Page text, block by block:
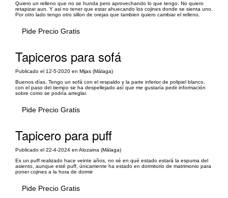
Quiero un relleno que no se hunda pero aprovechando lo que tengo. No quiero
retapizar aun. Y asi no tener que estar ahuecando los cojines donde se sienta uno.
Por otro lado tengo otro sillon de orejas que tambien quiero cambiar el relleno.
Pide Precio Gratis
Tapiceros para sofá
Publicado el 12-5-2020 en Mijas (Málaga)
Buenos días, Tengo un sofá con el respaldo y la parte inferior de polipiel blanco,
con el paso del tiempo se ha despellejado así que me gustaría pedir información
sobre como se podría arreglar.
Pide Precio Gratis
Tapicero para puff
Publicado el 22-4-2024 en Alozaina (Málaga)
Es un puff realizado hace veinte años, no sé en qué estado estará la espuma del
asiento, aunque esté puff, únicamente ha estado en dormitorio de matrimonio para
poner cojines a la hora de dormir
Pide Precio Gratis